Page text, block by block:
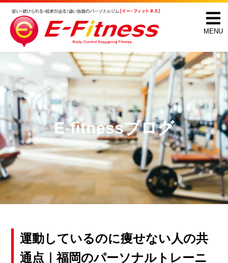
MENU
E-fitnessブログ
運動しているのに痩せない人の共
通点｜福岡のパーソナルトレーニ